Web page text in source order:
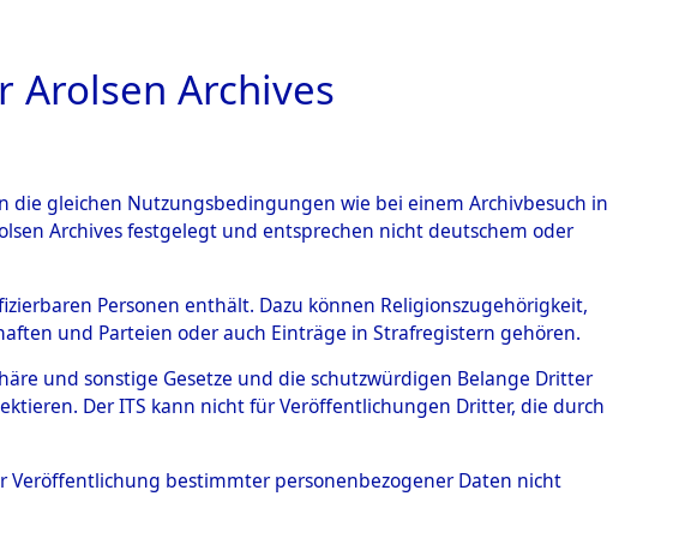
BILD
Wuppertal→0153
Archives
die gleichen Nutzungsbedingungen wie bei einem Archivbesuch in
Archives festgelegt und entsprechen nicht deutschem oder
Personen enthält. Dazu können Religionszugehörigkeit,
und Parteien oder auch Einträge in Strafregistern gehören.
und sonstige Gesetze und die schutzwürdigen Belange Dritter
Der ITS kann nicht für Veröffentlichungen Dritter, die durch
Veröffentlichung bestimmter personenbezogener Daten nicht